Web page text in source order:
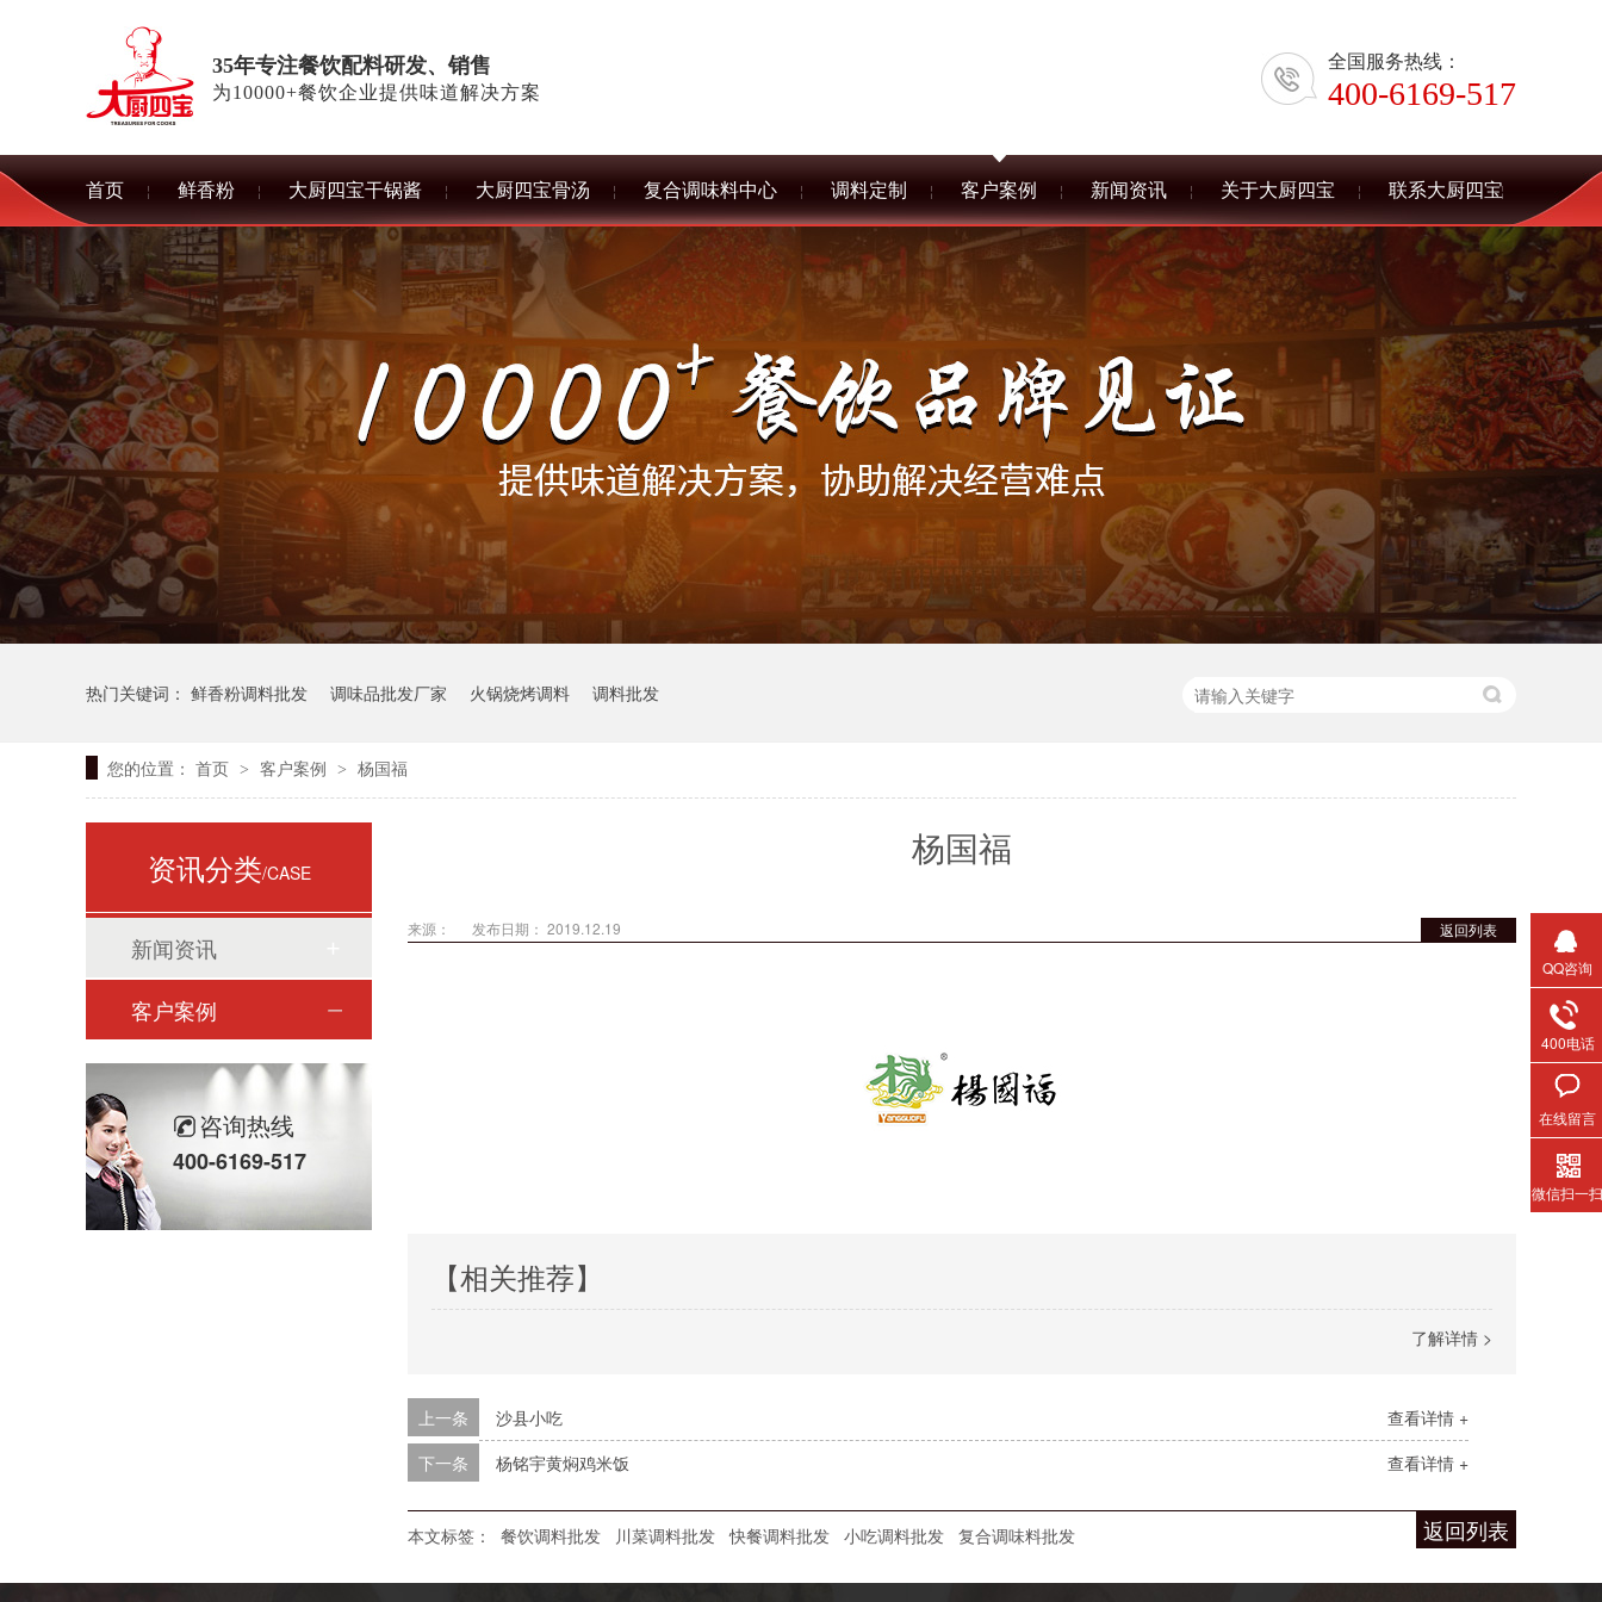
35年专注餐饮配料研发、销售
为10000+餐饮企业提供味道解决方案
全国服务热线：
400-6169-517
首页 鲜香粉 大厨四宝干锅酱 大厨四宝骨汤 复合调味料中心 调料定制 客户案例 新闻资讯 关于大厨四宝 联系大厨四宝
热门关键词： 鲜香粉调料批发 调味品批发厂家 火锅烧烤调料 调料批发
您的位置： 首页 > 客户案例 > 杨国福
杨国福
返回列表
来源： 发布日期： 2019.12.19
【相关推荐】
了解详情 >
查看详情 +
上一条
沙县小吃
查看详情 +
下一条 杨铭宇黄焖鸡米饭
返回列表
本文标签： 餐饮调料批发 川菜调料批发 快餐调料批发 小吃调料批发 复合调味料批发
资讯分类/CASE
新闻资讯
客户案例
咨询热线
400-6169-517
QQ咨询
400电话
在线留言
微信扫一扫